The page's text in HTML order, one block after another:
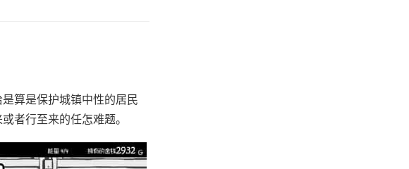
算是保护城镇中性的居民
者行至来的任怎难题。